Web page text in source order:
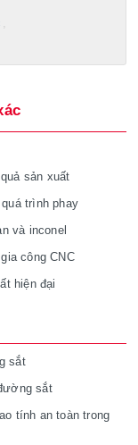
sản xuất
trình phay
và inconel
công CNC
hiện đại
sắt
sắt
tính an toàn trong